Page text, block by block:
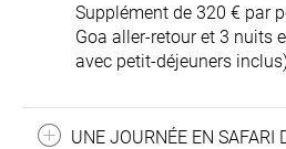
Supplément de 320 € par
Goa aller-retour et 3 nuits
avec petit-déjeuners
UNE JOURNÉE EN SAFARI